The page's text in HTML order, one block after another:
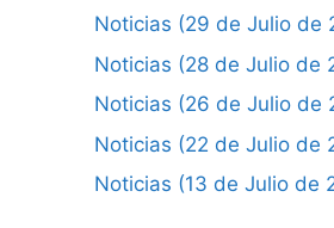
Noticias (29 de Julio de
Noticias (28 de Julio de
Noticias (26 de Julio de
Noticias (22 de Julio de
Noticias (13 de Julio de